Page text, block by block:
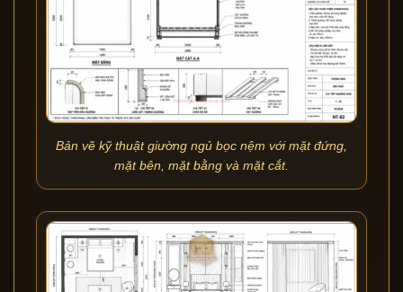
Bản vẽ kỹ thuật giường ngủ bọc nệm với mặt đứng,
mặt bên, mặt bằng và mặt cắt.